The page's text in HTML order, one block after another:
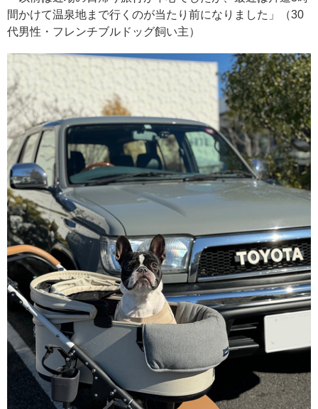
間かけて温泉地まで行くのが当たり前になりました」（30
代男性・フレンチブルドッグ飼い主）